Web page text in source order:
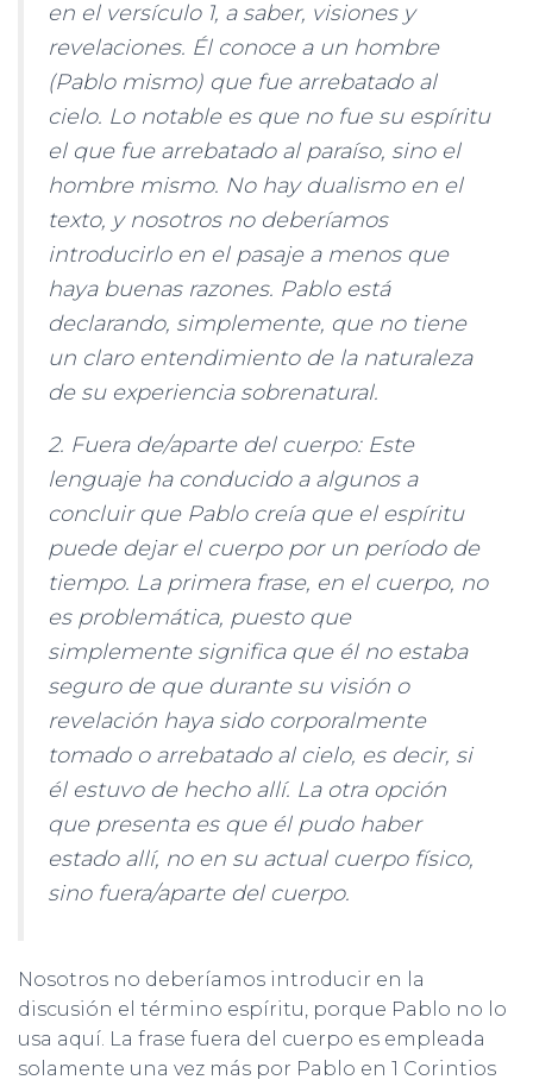
en el versículo 1, a saber, visiones y
revelaciones. Él conoce a un hombre
(Pablo mismo) que fue arrebatado al
cielo. Lo notable es que no fue su espíritu
el que fue arrebatado al paraíso, sino el
hombre mismo. No hay dualismo en el
texto, y nosotros no deberíamos
introducirlo en el pasaje a menos que
haya buenas razones. Pablo está
declarando, simplemente, que no tiene
un claro entendimiento de la naturaleza
de su experiencia sobrenatural.
2. Fuera de/aparte del cuerpo: Este
lenguaje ha conducido a algunos a
concluir que Pablo creía que el espíritu
puede dejar el cuerpo por un período de
tiempo. La primera frase, en el cuerpo, no
es problemática, puesto que
simplemente significa que él no estaba
seguro de que durante su visión o
revelación haya sido corporalmente
tomado o arrebatado al cielo, es decir, si
él estuvo de hecho allí. La otra opción
que presenta es que él pudo haber
estado allí, no en su actual cuerpo físico,
sino fuera/aparte del cuerpo.
Nosotros no deberíamos introducir en la
discusión el término espíritu, porque Pablo no lo
usa aquí. La frase fuera del cuerpo es empleada
solamente una vez más por Pablo en 1 Corintios